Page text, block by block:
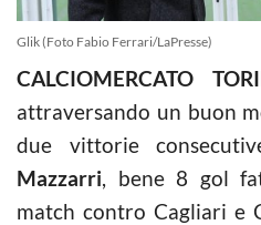
Glik (Foto Fabio Ferrari/LaPresse)
CALCIOMERCATO
attraversando un buon
due vittorie
Mazzarri, bene 8 gol
match contro Cagliari e